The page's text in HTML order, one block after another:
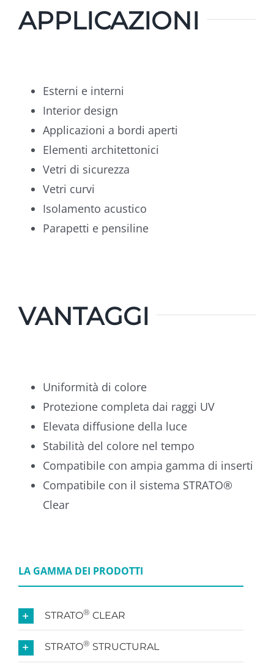
APPLICAZIONI
Esterni e interni
Interior design
Applicazioni a bordi aperti
Elementi architettonici
Vetri di sicurezza
Vetri curvi
Isolamento acustico
Parapetti e pensiline
VANTAGGI
Uniformità di colore
Protezione completa dai raggi UV
Elevata diffusione della luce
Stabilità del colore nel tempo
Compatibile con ampia gamma di inserti
Compatibile con il sistema STRATO®
Clear
LA GAMMA DEI PRODOTTI
STRATO® CLEAR
STRATO® STRUCTURAL